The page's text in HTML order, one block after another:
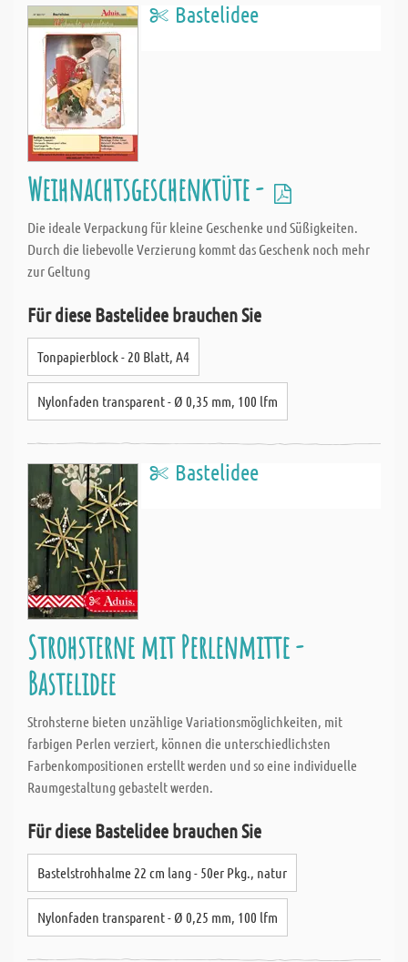
Bastelidee
Weihnachtsgeschenktüte -
Die ideale Verpackung für kleine Geschenke und Süßigkeiten.
Durch die liebevolle Verzierung kommt das Geschenk noch mehr
zur Geltung
Für diese Bastelidee brauchen Sie
Tonpapierblock - 20 Blatt, A4
Nylonfaden transparent - Ø 0,35 mm, 100 lfm
Bastelidee
Strohsterne mit Perlenmitte -
Bastelidee
Strohsterne bieten unzählige Variationsmöglichkeiten, mit
farbigen Perlen verziert, können die unterschiedlichsten
Farbenkompositionen erstellt werden und so eine individuelle
Raumgestaltung gebastelt werden.
Für diese Bastelidee brauchen Sie
Bastelstrohhalme 22 cm lang - 50er Pkg., natur
Nylonfaden transparent - Ø 0,25 mm, 100 lfm